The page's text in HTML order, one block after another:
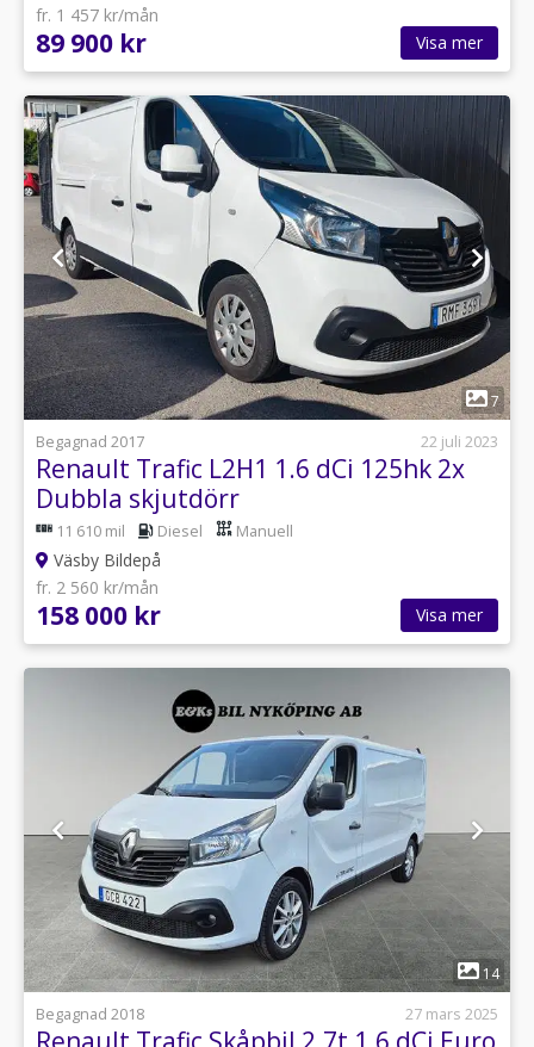
fr. 1 457 kr/mån
89 900 kr Visa mer
1
7
Begagnad 2017
22 juli 2023
Renault Trafic L2H1 1.6 dCi 125hk 2x
Dubbla skjutdörr
11 610 mil Diesel Manuell
Väsby Bildepå
fr. 2 560 kr/mån
158 000 kr Visa mer
1
14
Begagnad 2018
27 mars 2025